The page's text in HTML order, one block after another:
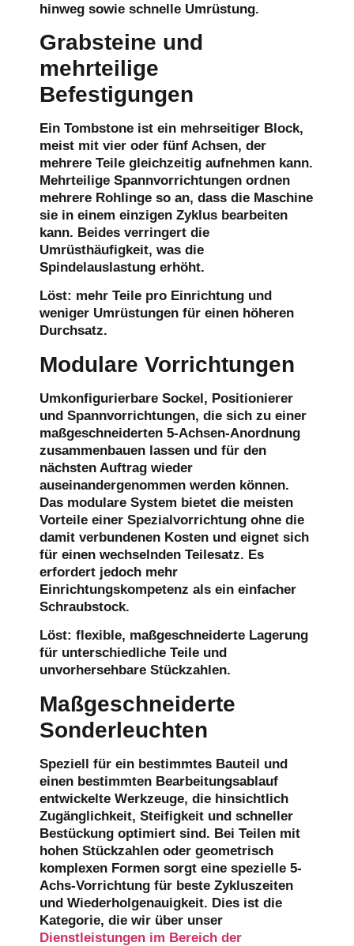
hinweg sowie schnelle Umrüstung.
Grabsteine und
mehrteilige
Befestigungen
Ein Tombstone ist ein mehrseitiger Block,
meist mit vier oder fünf Achsen, der
mehrere Teile gleichzeitig aufnehmen kann.
Mehrteilige Spannvorrichtungen ordnen
mehrere Rohlinge so an, dass die Maschine
sie in einem einzigen Zyklus bearbeiten
kann. Beides verringert die
Umrüsthäufigkeit, was die
Spindelauslastung erhöht.
Löst: mehr Teile pro Einrichtung und
weniger Umrüstungen für einen höheren
Durchsatz.
Modulare Vorrichtungen
Umkonfigurierbare Sockel, Positionierer
und Spannvorrichtungen, die sich zu einer
maßgeschneiderten 5-Achsen-Anordnung
zusammenbauen lassen und für den
nächsten Auftrag wieder
auseinandergenommen werden können.
Das modulare System bietet die meisten
Vorteile einer Spezialvorrichtung ohne die
damit verbundenen Kosten und eignet sich
für einen wechselnden Teilesatz. Es
erfordert jedoch mehr
Einrichtungskompetenz als ein einfacher
Schraubstock.
Löst: flexible, maßgeschneiderte Lagerung
für unterschiedliche Teile und
unvorhersehbare Stückzahlen.
Maßgeschneiderte
Sonderleuchten
Speziell für ein bestimmtes Bauteil und
einen bestimmten Bearbeitungsablauf
entwickelte Werkzeuge, die hinsichtlich
Zugänglichkeit, Steifigkeit und schneller
Bestückung optimiert sind. Bei Teilen mit
hohen Stückzahlen oder geometrisch
komplexen Formen sorgt eine spezielle 5-
Achs-Vorrichtung für beste Zykluszeiten
und Wiederholgenauigkeit. Dies ist die
Kategorie, die wir über unser
Dienstleistungen im Bereich der